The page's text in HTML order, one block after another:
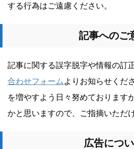
する行為はご遠慮ください。
記事へのご
記事に関する誤字脱字や情報の訂
合わせフォーム よりお知らせくだ
を増やすよう日々努めております
かと思いますので、ご指摘いただ
広告につ